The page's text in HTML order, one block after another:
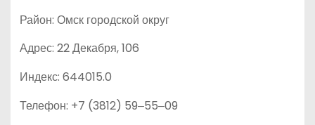
Район: Омск городской округ
Адрес: 22 Декабря, 106
Индекс: 644015.0
Телефон: +7 (3812) 59‒55‒09